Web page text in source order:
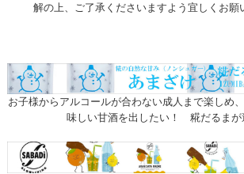
解の上、ご了承くださいますよう宜しくお願
お子様からアルコールが合わない成人まで楽しめ
味しい甘酒を出したい！ 糀だるまが